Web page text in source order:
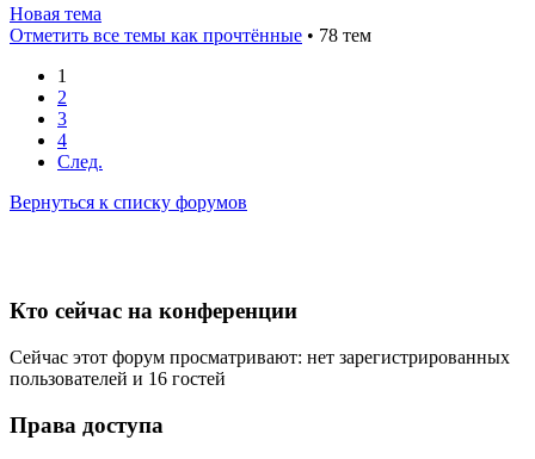
Новая тема
Отметить все темы как прочтённые • 78 тем
1
2
3
4
След.
Вернуться к списку форумов
Кто сейчас на конференции
Сейчас этот форум просматривают: нет зарегистрированных
пользователей и 16 гостей
Права доступа